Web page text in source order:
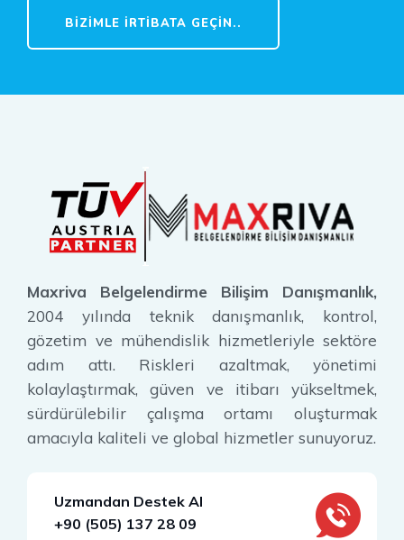
BIZIMLE İRTIBATA GEÇIN..
Maxriva Belgelendirme Bilişim Danışmanlık,
2004 yılında teknik danışmanlık, kontrol,
gözetim ve mühendislik hizmetleriyle sektöre
adım attı. Riskleri azaltmak, yönetimi
kolaylaştırmak, güven ve itibarı yükseltmek,
sürdürülebilir çalışma ortamı oluşturmak
amacıyla kaliteli ve global hizmetler sunuyoruz.
Uzmandan Destek Al
+90 (505) 137 28 09